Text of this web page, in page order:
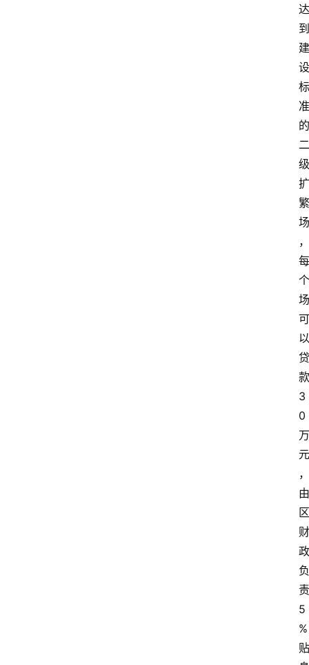
达
到
建
设
标
准
的
二
级
扩
繁
场
，
每
个
场
可
以
贷
款
3
0
万
元
，
由
区
财
政
负
责
5
%
贴